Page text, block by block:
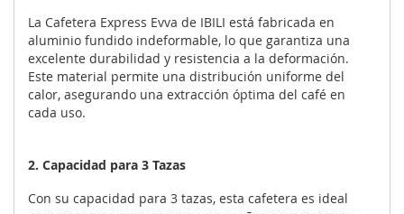
La Cafetera Express Evva de IBILI está fabricada en
aluminio fundido indeformable, lo que garantiza una
excelente durabilidad y resistencia a la deformación.
Este material permite una distribución uniforme del
calor, asegurando una extracción óptima del café en
cada uso.
2. Capacidad para 3 Tazas
Con su capacidad para 3 tazas, esta cafetera es ideal